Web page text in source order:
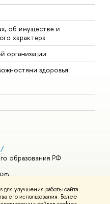
улучшения работы сайта
его использования. Более
об имуществе и
характера
организации
здоровья
образования РФ